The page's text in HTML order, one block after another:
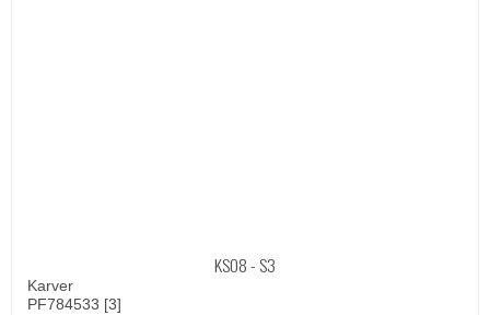
KSO8 - S3
Karver
PF784533 [3]